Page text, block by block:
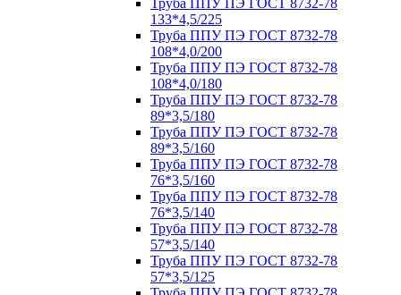
Труба ППУ ПЭ ГОСТ 8732-78
133*4,5/225
Труба ППУ ПЭ ГОСТ 8732-78
108*4,0/200
Труба ППУ ПЭ ГОСТ 8732-78
108*4,0/180
Труба ППУ ПЭ ГОСТ 8732-78
89*3,5/180
Труба ППУ ПЭ ГОСТ 8732-78
89*3,5/160
Труба ППУ ПЭ ГОСТ 8732-78
76*3,5/160
Труба ППУ ПЭ ГОСТ 8732-78
76*3,5/140
Труба ППУ ПЭ ГОСТ 8732-78
57*3,5/140
Труба ППУ ПЭ ГОСТ 8732-78
57*3,5/125